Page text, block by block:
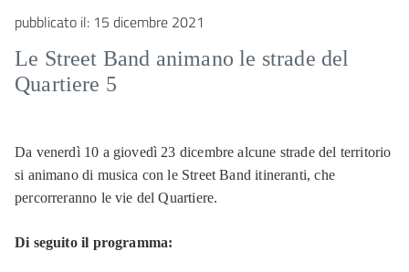
pubblicato il: 15 dicembre 2021
Le Street Band animano le strade del
Quartiere 5
Da venerdì 10 a giovedì 23 dicembre alcune strade del territorio
si animano di musica con le Street Band itineranti, che
percorreranno le vie del Quartiere.
Di seguito il programma: